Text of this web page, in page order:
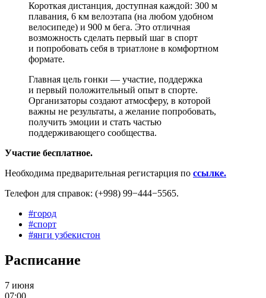
Короткая дистанция, доступная каждой: 300 м
плавания, 6 км велоэтапа (на любом удобном
велосипеде) и 900 м бега. Это отличная
возможность сделать первый шаг в спорт
и попробовать себя в триатлоне в комфортном
формате.
Главная цель гонки — участие, поддержка
и первый положительный опыт в спорте.
Организаторы создают атмосферу, в которой
важны не результаты, а желание попробовать,
получить эмоции и стать частью
поддерживающего сообщества.
Участие бесплатное.
Необходима предварительная регистарция по ссылке.
Телефон для справок: (+998) 99−444−5565.
#город
#спорт
#янги узбекистон
Расписание
7 июня
07:00